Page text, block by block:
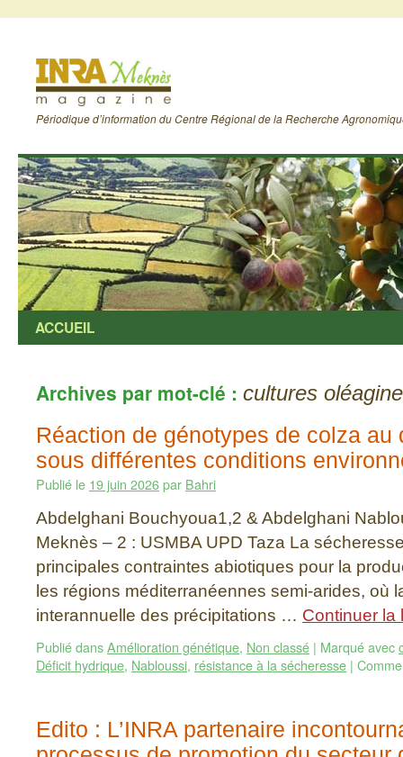
Périodique d’information du Centre Régional de la Recherche
ACCUEIL
Archives par mot-clé : cultures
Réaction de génotypes de colza au
sous différentes conditions
Publié le 19 juin 2026par Bahri
Abdelghani Bouchyoua1,2 & Abdelghani
Meknès – 2 : USMBA UPD Taza La
principales contraintes abiotiques pour la
les régions méditerranéennes semi-arides, où
interannuelle des précipitations … Continuer
Publié dansAmélioration génétique, Non classé | Marqué avec
Déficit hydrique, Nabloussi, résistance à la sécheresse |
Edito : L’INRA partenaire